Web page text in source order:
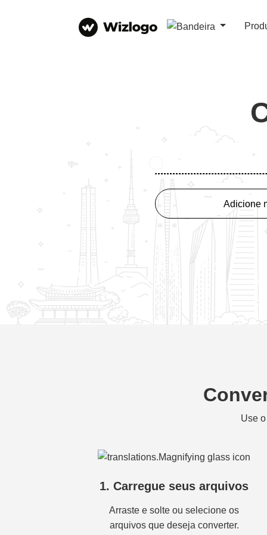
Adicione
Use
1. Carregue seus arquivos
Arraste e solte ou selecione os
arquivos que deseja converter.